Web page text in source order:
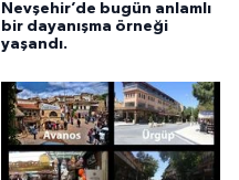
Nevşehir’de bugün anlamlı
bir dayanışma örneği
yaşandı.